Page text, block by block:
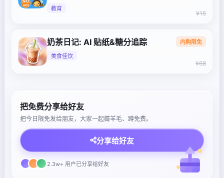
教育
¥15
奶茶日记: AI 贴纸&糖分追踪
美食佳饮
内购限免
¥68
把免费分享给好友
把今日限免发给朋友，大家一起薅羊毛、蹲免费。
分享给好友
2.3w+ 用户已分享给好友